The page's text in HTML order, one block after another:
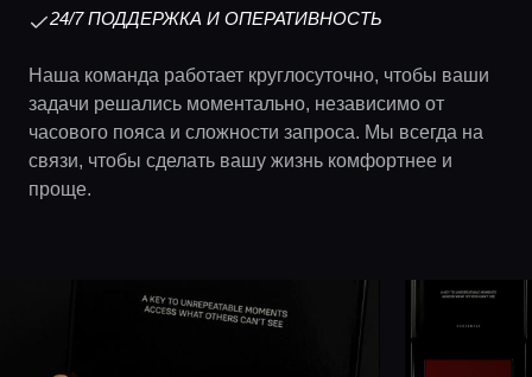
24/7 ПОДДЕРЖКА И ОПЕРАТИВНОСТЬ
Наша команда работает круглосуточно, чтобы ваши
задачи решались моментально, независимо от
часового пояса и сложности запроса. Мы всегда на
связи, чтобы сделать вашу жизнь комфортнее и
проще.